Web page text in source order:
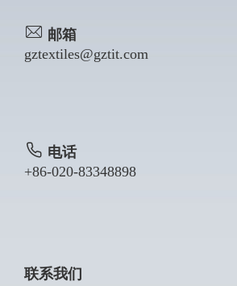
邮箱
gztextiles@gztit.com
电话
+86-020-83348898
联系我们